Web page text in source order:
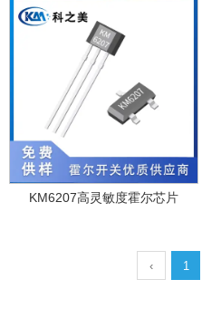
KM6207高灵敏度霍尔芯片
‹ 1